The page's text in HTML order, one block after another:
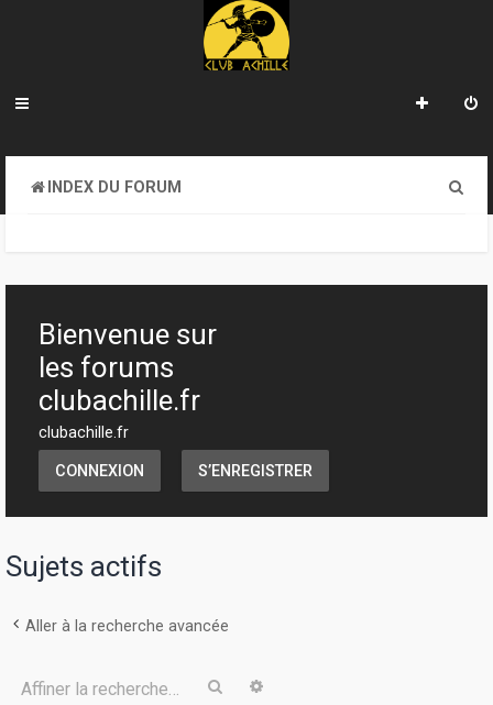
INDEX DU FORUM
h
Bienvenue sur
les forums
clubachille.fr
clubachille.fr
CONNEXION S’ENREGISTRER
Sujets actifs
Aller à la recherche avancée
Affiner la recherche… Rechercher